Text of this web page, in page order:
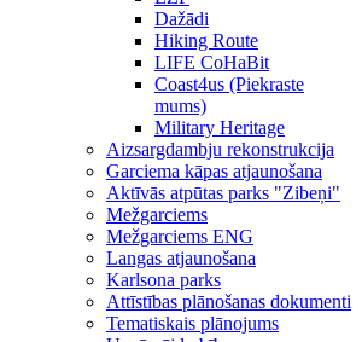
Dažādi
Hiking Route
LIFE CoHaBit
Coast4us (Piekraste
mums)
Military Heritage
Aizsargdambju rekonstrukcija
Garciema kāpas atjaunošana
Aktīvās atpūtas parks "Zibeņi"
Mežgarciems
Mežgarciems ENG
Langas atjaunošana
Karlsona parks
Attīstības plānošanas dokumenti
Tematiskais plānojums